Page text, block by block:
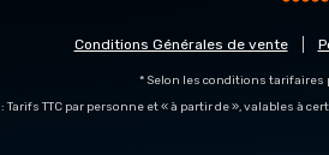
Conditions Générales de vente
* Selon les conditions tarifaires
Tarifs TTC par personne et « à partir de », valables à